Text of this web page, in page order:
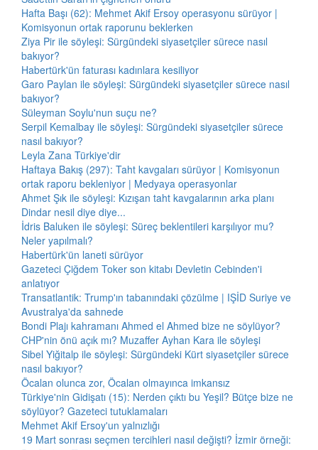
Hafta Başı (62): Mehmet Akif Ersoy operasyonu sürüyor |
Komisyonun ortak raporunu beklerken
Ziya Pir ile söyleşi: Sürgündeki siyasetçiler sürece nasıl
bakıyor?
Habertürk'ün faturası kadınlara kesiliyor
Garo Paylan ile söyleşi: Sürgündeki siyasetçiler sürece nasıl
bakıyor?
Süleyman Soylu'nun suçu ne?
Serpil Kemalbay ile söyleşi: Sürgündeki siyasetçiler sürece
nasıl bakıyor?
Leyla Zana Türkiye'dir
Haftaya Bakış (297): Taht kavgaları sürüyor | Komisyonun
ortak raporu bekleniyor | Medyaya operasyonlar
Ahmet Şık ile söyleşi: Kızışan taht kavgalarının arka planı
Dindar nesil diye diye...
İdris Baluken ile söyleşi: Süreç beklentileri karşılıyor mu?
Neler yapılmalı?
Habertürk'ün laneti sürüyor
Gazeteci Çiğdem Toker son kitabı Devletin Cebinden'i
anlatıyor
Transatlantik: Trump'ın tabanındaki çözülme | IŞİD Suriye ve
Avustralya'da sahnede
Bondi Plajı kahramanı Ahmed el Ahmed bize ne söylüyor?
CHP'nin önü açık mı? Muzaffer Ayhan Kara ile söyleşi
Sibel Yiğitalp ile söyleşi: Sürgündeki Kürt siyasetçiler sürece
nasıl bakıyor?
Öcalan olunca zor, Öcalan olmayınca imkansız
Türkiye'nin Gidişatı (15): Nerden çıktı bu Yeşil? Bütçe bize ne
söylüyor? Gazeteci tutuklamaları
Mehmet Akif Ersoy'un yalnızlığı
19 Mart sonrası seçmen tercihleri nasıl değişti? İzmir örneği: